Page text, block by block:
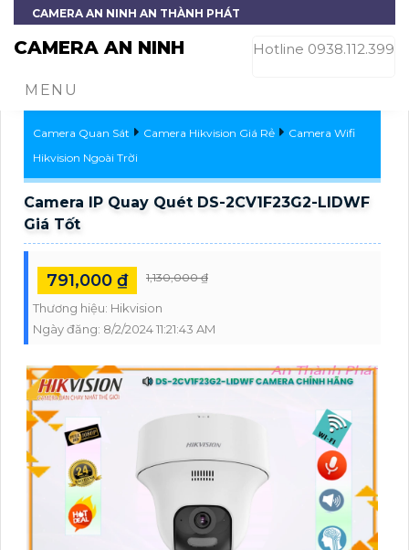
CAMERA AN NINH AN THÀNH PHÁT
CAMERA AN NINH Hotline 0938.112.399
MENU
Camera Quan Sát Camera Hikvision Giá Rẻ
Camera Wifi
Hikvision Ngoài Trời
Camera IP Quay Quét DS-2CV1F23G2-LIDWF
Giá Tốt
791,000 ₫ 1,130,000 ₫
Thương hiệu: Hikvision
Ngày đăng: 8/2/2024 11:21:43 AM